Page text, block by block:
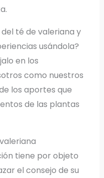
té de valeriana y
usándola?
en los
como nuestros
los aportes que
de las plantas
tiene por objeto
el consejo de su